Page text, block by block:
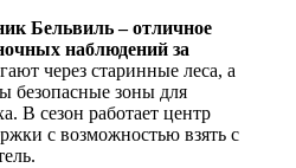
Бельвиль – отличное
наблюдений за
через старинные леса, а
безопасные зоны для
В сезон работает центр
с возможностью взять с